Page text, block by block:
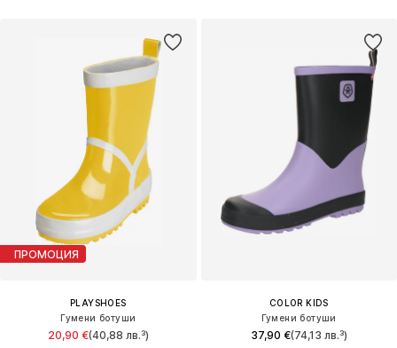
ПРОМОЦИЯ
PLAYSHOES
Гумени ботуши
20,90 €(40,88 лв.³)
COLOR KIDS
Гумени ботуши
37,90 €(74,13 лв.³)